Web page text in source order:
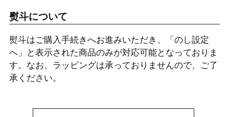
熨斗について
熨斗はご購入手続きへお進みいただき、「のし設定
へ」と表示された商品のみが対応可能となっておりま
す。なお、ラッピングは承っておりませんので、ご了
承ください。